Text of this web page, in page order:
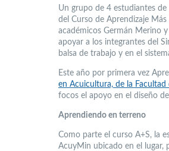
Un grupo de 4 estudiantes
del Curso de Aprendizaje
académicos Germán Merino
apoyar a los integrantes del
balsa de trabajo y en el
Este año por primera vez
en Acuicultura, de la Facultad
focos el apoyo en el diseño
Aprendiendo en terreno
Como parte el curso A+S, la
AcuyMin ubicado en el lugar,